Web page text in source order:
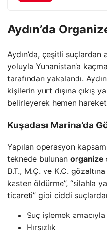
Aydın’da
Aydın’da, çeşitli
yoluyla Yunanistan’a
tarafından yakalandı.
kişilerin yurt dışına çıkış
belirleyerek hemen
Kuşadası Marina’da
Yapılan operasyon
teknede bulunan organize
B.T., M.Ç. ve K.C.
kasten öldürme”, “silahla
ticareti” gibi ciddi
Suç işlemek
Hırsızlık